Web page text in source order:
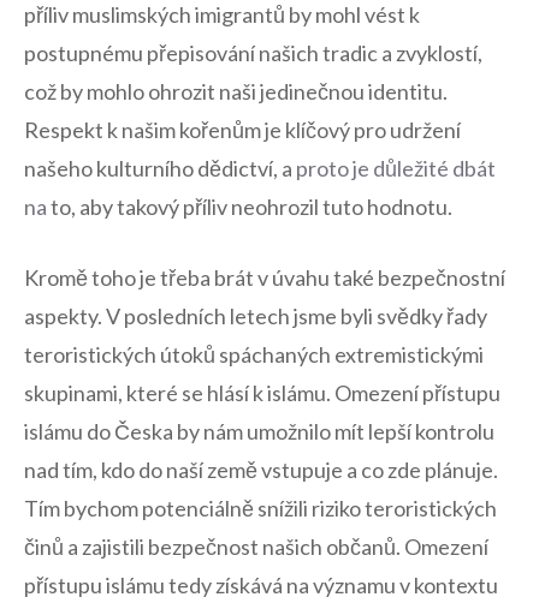
příliv muslimských imigrantů by mohl vést ⁢k
postupnému přepisování našich tradic a zvyklostí,
což by mohlo ​ohrozit naši jedinečnou identitu.
Respekt k ‌našim kořenům je klíčový ‌pro​ udržení
našeho kulturního dědictví, a proto je důležité dbát
nato, aby takový ​příliv neohrozil tuto‌ hodnotu.
Kromě toho je třeba brát v úvahu také bezpečnostní
aspekty. V posledních letech ‌jsme‌ byli svědky řady
⁤teroristických útoků spáchaných extremistickými
skupinami, které​ se⁤ hlásí⁢ k islámu. Omezení přístupu
islámu do Česka by nám umožnilo ⁤mít ⁤lepší kontrolu
nad tím, kdo do naší‌ země vstupuje a co zde plánuje.⁣
Tím bychom potenciálně snížili riziko ⁤teroristických
činů a zajistili bezpečnost našich občanů. Omezení
přístupu islámu ⁤tedy získává ‍na významu v ⁤kontextu